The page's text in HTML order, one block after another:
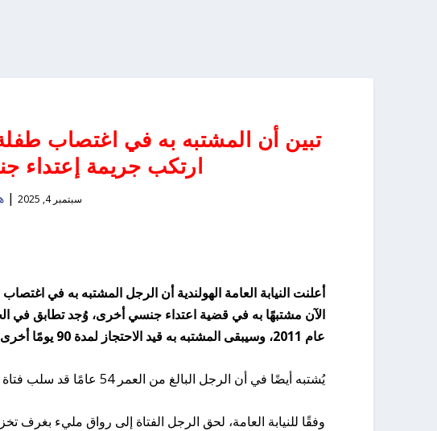
تبين أن المشتبه به في اغتصاب
ارتكب جريمة إعتداء
سبتمبر 4, 2025 |
أعلنت النيابة العامة الهولندية أن الرجل المشتبه به في
الآن مشتبهًا به في قضية اعتداء جنسي أخرى، وُجد تطابق في
عام 2011، وسيبقى المشتبه به قيد الاحتجاز لمدة 90 يومًا أخرى على الأقل.
يُشتبه أيضًا في أن الرجل البالغ من العمر 54 عامًا قد سلب فتاة أخرى حريتها، وقد حدث هذا أيضًا في جنوب روتردام.
وفقًا للنيابة العامة، لحق الرجل الفتاة إلى رواق مليء بغرف